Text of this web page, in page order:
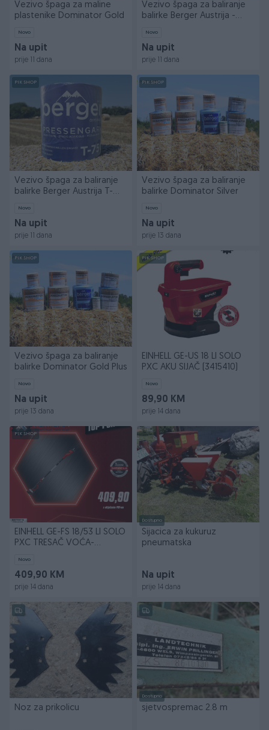
Vezivo špaga za maline
plastenike Dominator Gold
Novo
Na upit
prije 11 dana
Vezivo špaga za baliranje
balirke Berger Austrija -
Novo
Na upit
prije 11 dana
PIK SHOP
Vezivo špaga za baliranje
balirke Berger Austrija T-
Novo
Na upit
prije 11 dana
PIK SHOP
Vezivo špaga za baliranje
balirke Dominator Silver
Novo
Na upit
prije 13 dana
PIK SHOP
Vezivo špaga za baliranje
balirke Dominator Gold Plus
Novo
Na upit
prije 13 dana
PIK SHOP
EINHELL GE-US 18 LI SOLO
PXC AKU SIJAČ (3415410)
Novo
89,90 KM
prije 14 dana
PIK SHOP
EINHELL GE-FS 18/53 LI SOLO
PXC TRESAČ VOĆA-
Novo
409,90 KM
prije 14 dana
Dostupno
Sijacica za kukuruz
pneumatska
Na upit
prije 14 dana
Noz za prikolicu
Dostupno
sjetvospremac 2.8 m